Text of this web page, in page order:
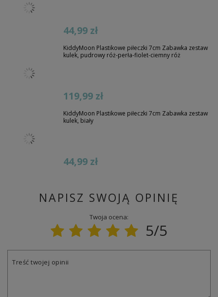
44,99 zł
KiddyMoon Plastikowe piłeczki 7cm Zabawka zestaw
kulek, pudrowy róż-perła-fiolet-ciemny róż
119,99 zł
KiddyMoon Plastikowe piłeczki 7cm Zabawka zestaw
kulek, biały
44,99 zł
NAPISZ SWOJĄ OPINIĘ
Twoja ocena:
5/5
Treść twojej opinii